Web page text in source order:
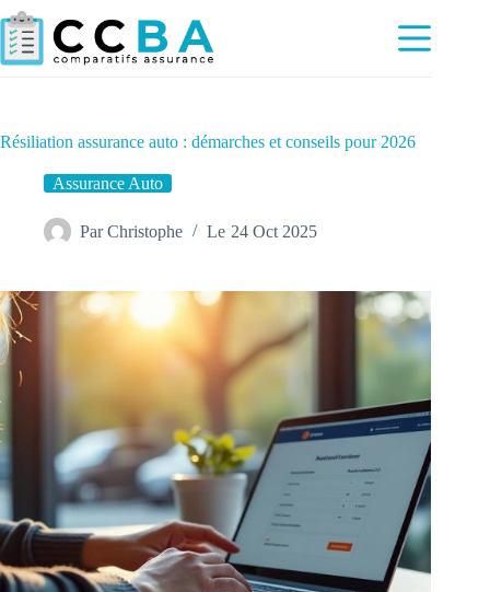
Passer
au
contenu
Résiliation assurance auto : démarches et conseils pour 2026
Assurance Auto
Par Christophe Le 24 Oct 2025